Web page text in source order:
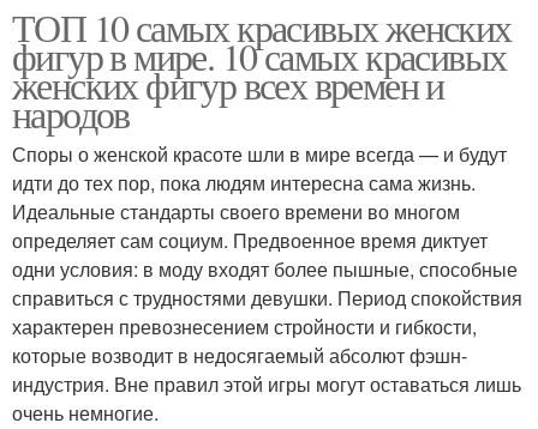
ТОП 10 самых красивых женских
фигур в мире. 10 самых красивых
женских фигур всех времен и
народов
Споры о женской красоте шли в мире всегда — и будут
идти до тех пор, пока людям интересна сама жизнь.
Идеальные стандарты своего времени во многом
определяет сам социум. Предвоенное время диктует
одни условия: в моду входят более пышные, способные
справиться с трудностями девушки. Период спокойствия
характерен превознесением стройности и гибкости,
которые возводит в недосягаемый абсолют фэшн-
индустрия. Вне правил этой игры могут оставаться лишь
очень немногие.